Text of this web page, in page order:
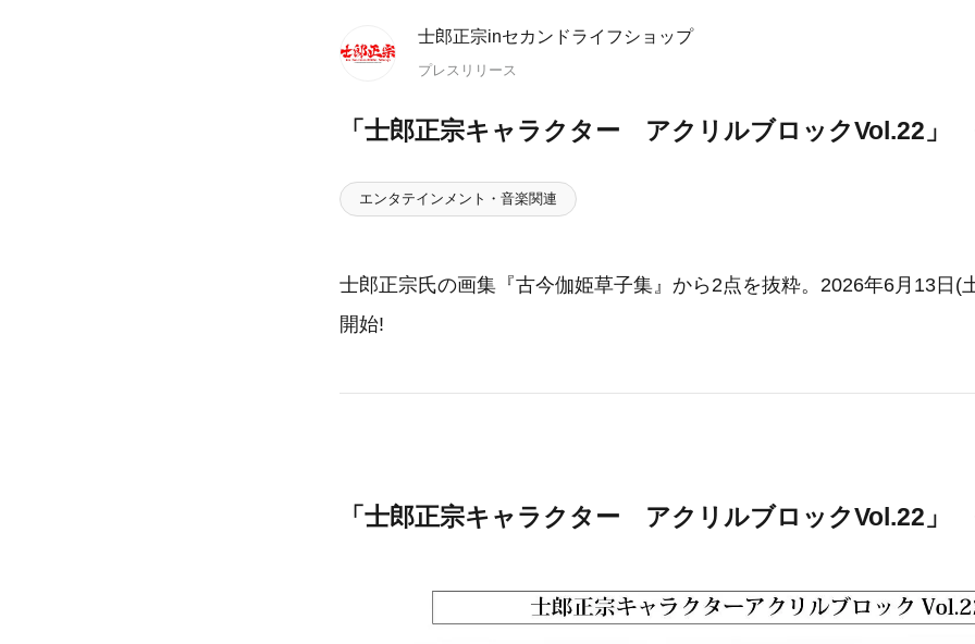
士郎正宗inセカンドライフショップ
プレスリリース
「士郎正宗キャラクター アクリルブロックVol.22」
エンタテインメント・音楽関連
士郎正宗氏の画集『古今伽姫草子集』から2点を抜粋。2026年6月13日(
開始!
「士郎正宗キャラクター アクリルブロックVol.22」